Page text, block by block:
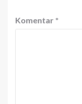
Komentar *